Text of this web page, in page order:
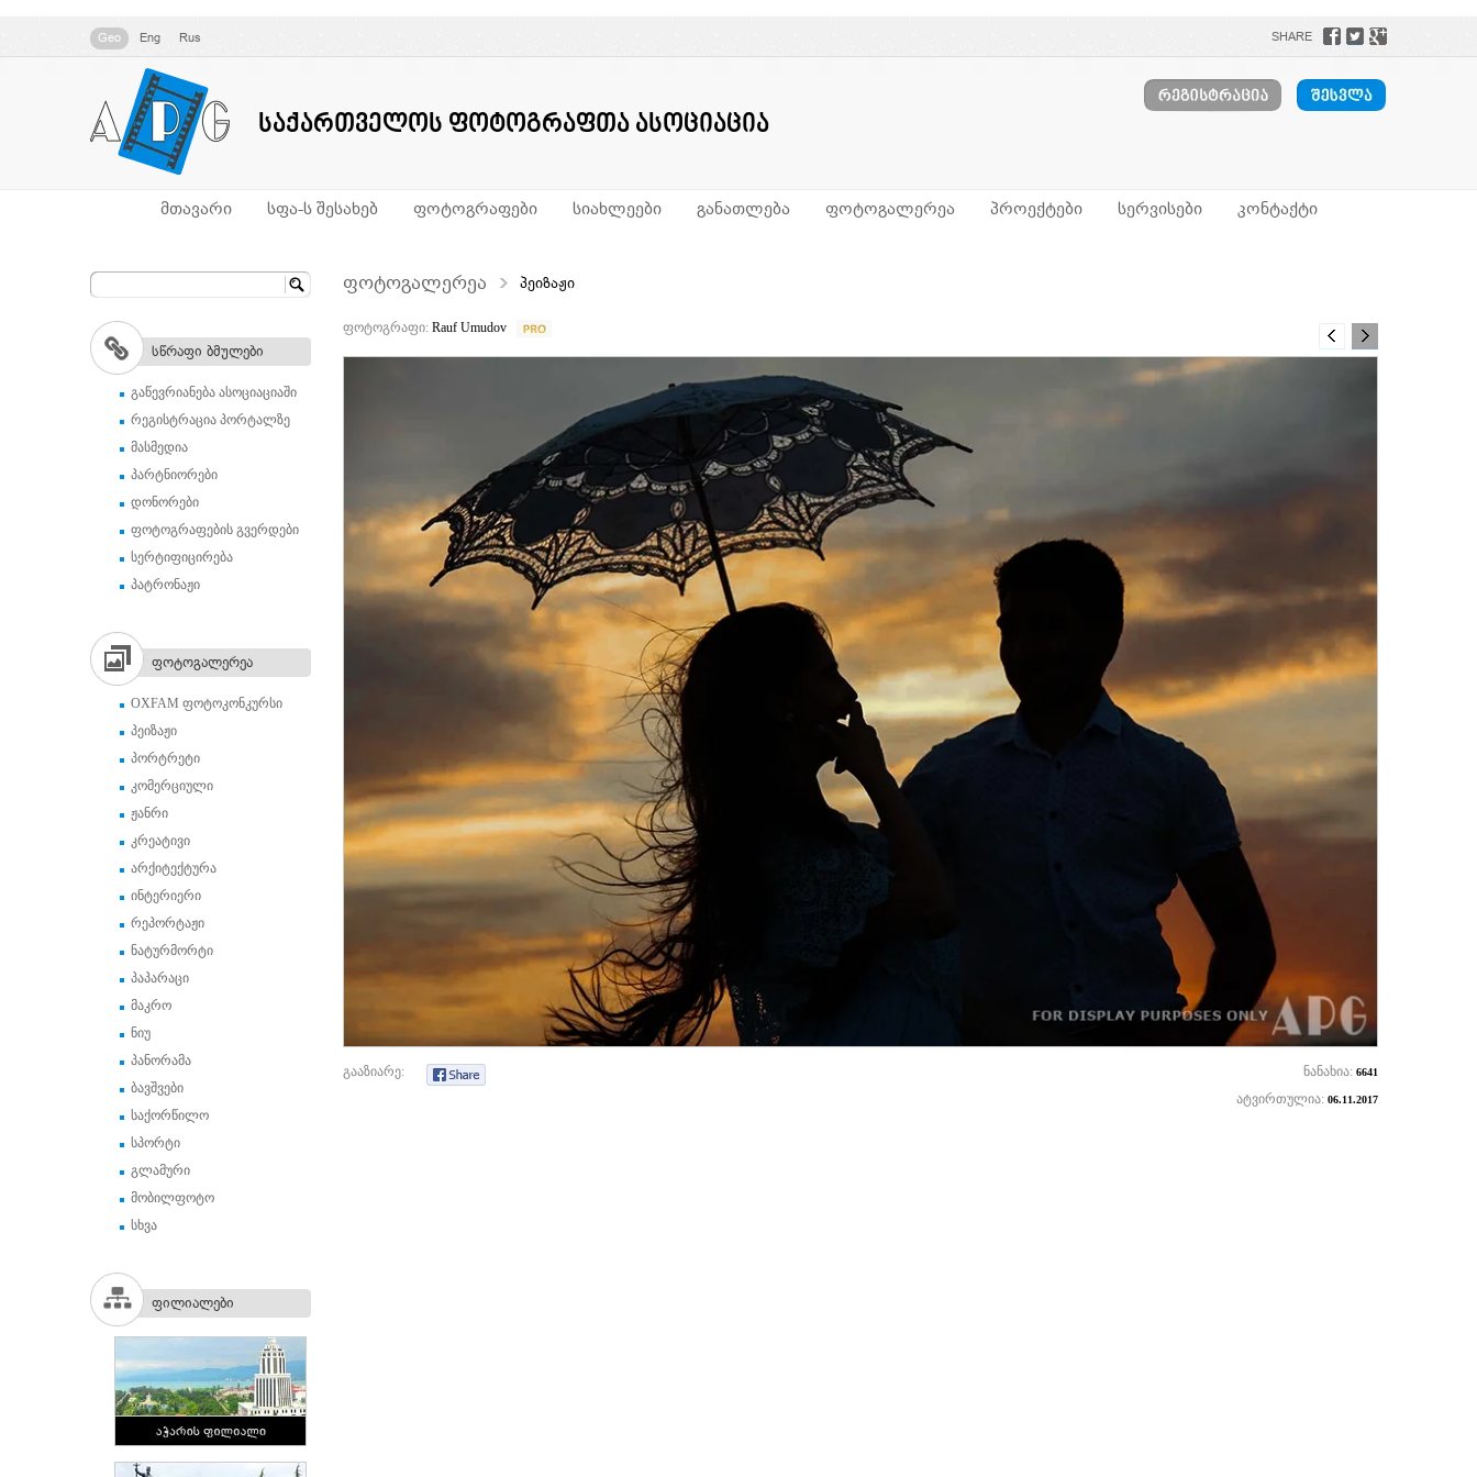
Geo Eng Rus SHARE
საქართველოს ფოტოგრაფთა ასოციაცია
მთავარი სფა-ს შესახებ ფოტოგრაფები სიახლეები განათლება ფოტოგალერეა პროექტები სერვისები კონტაქტი
სწრაფი ბმულები
გაწევრიანება ასოციაციაში
რეგისტრაცია პორტალზე
მასმედია
პარტნიორები
დონორები
ფოტოგრაფების გვერდები
სერტიფიცირება
პატრონაჟი
ფოტოგალერეა
OXFAM ფოტოკონკურსი
პეიზაჟი
პორტრეტი
კომერციული
ჟანრი
კრეატივი
არქიტექტურა
ინტერიერი
რეპორტაჟი
ნატურმორტი
პაპარაცი
მაკრო
ნიუ
პანორამა
ბავშვები
საქორწილო
სპორტი
გლამური
მობილფოტო
სხვა
ფილიალები
ფოტოგალერეა პეიზაჟი
ფოტოგრაფი: Rauf Umudov
გააზიარე: ნანახია: 6641
ატვირთულია: 06.11.2017